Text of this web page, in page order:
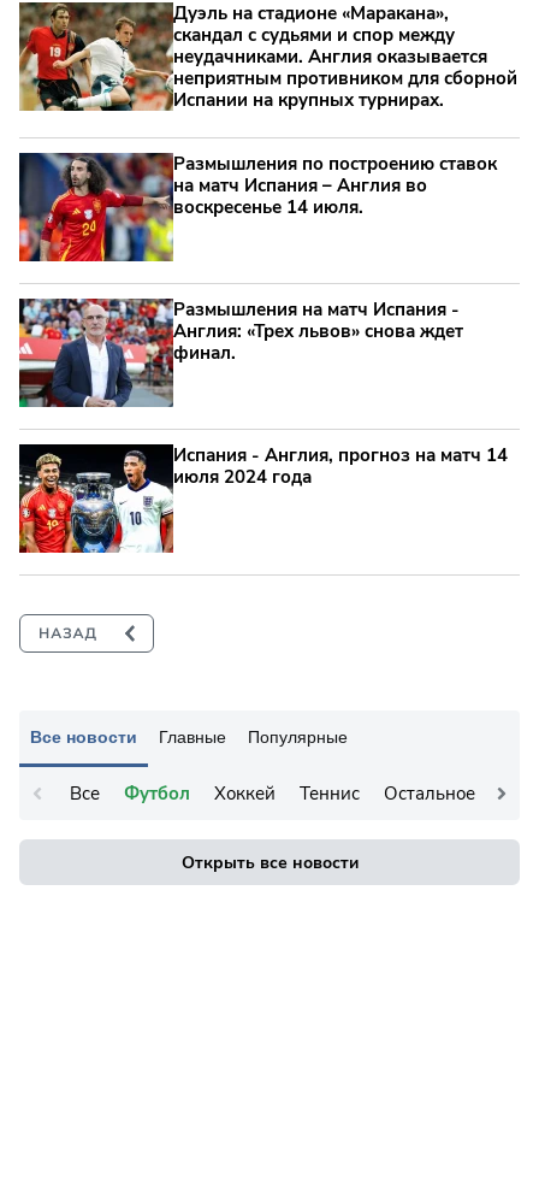
Все новости Главные Популярные
Все Футбол Хоккей Теннис Остальное
Открыть все новости
Дуэль на стадионе «Маракана»,
скандал с судьями и спор между
неудачниками. Англия оказывается
неприятным противником для сборной
Испании на крупных турнирах.
Размышления по построению ставок
на матч Испания – Англия во
воскресенье 14 июля.
Размышления на матч Испания -
Англия: «Трех львов» снова ждет
финал.
Испания - Англия, прогноз на матч 14
июля 2024 года